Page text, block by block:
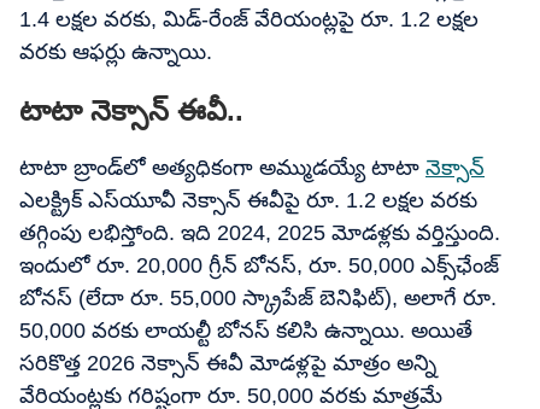
1.4 లక్షల వరకు, మిడ్-రేంజ్ వేరియంట్లపై రూ. 1.2 లక్షల
వరకు ఆఫర్లు ఉన్నాయి.
టాటా నెక్సాన్ ఈవీ..
టాటా బ్రాండ్‌లో అత్యధికంగా అమ్ముడయ్యే టాటా నెక్సాన్
ఎలక్ట్రిక్ ఎస్‌యూవీ నెక్సాన్ ఈవీపై రూ. 1.2 లక్షల వరకు
తగ్గింపు లభిస్తోంది. ఇది 2024, 2025 మోడళ్లకు వర్తిస్తుంది.
ఇందులో రూ. 20,000 గ్రీన్ బోనస్, రూ. 50,000 ఎక్స్​ఛేంజ్
బోనస్ (లేదా రూ. 55,000 స్క్రాపేజ్ బెనిఫిట్), అలాగే రూ.
50,000 వరకు లాయల్టీ బోనస్ కలిసి ఉన్నాయి. అయితే
సరికొత్త 2026 నెక్సాన్ ఈవీ మోడళ్లపై మాత్రం అన్ని
వేరియంట్లకు గరిష్టంగా రూ. 50,000 వరకు మాత్రమే